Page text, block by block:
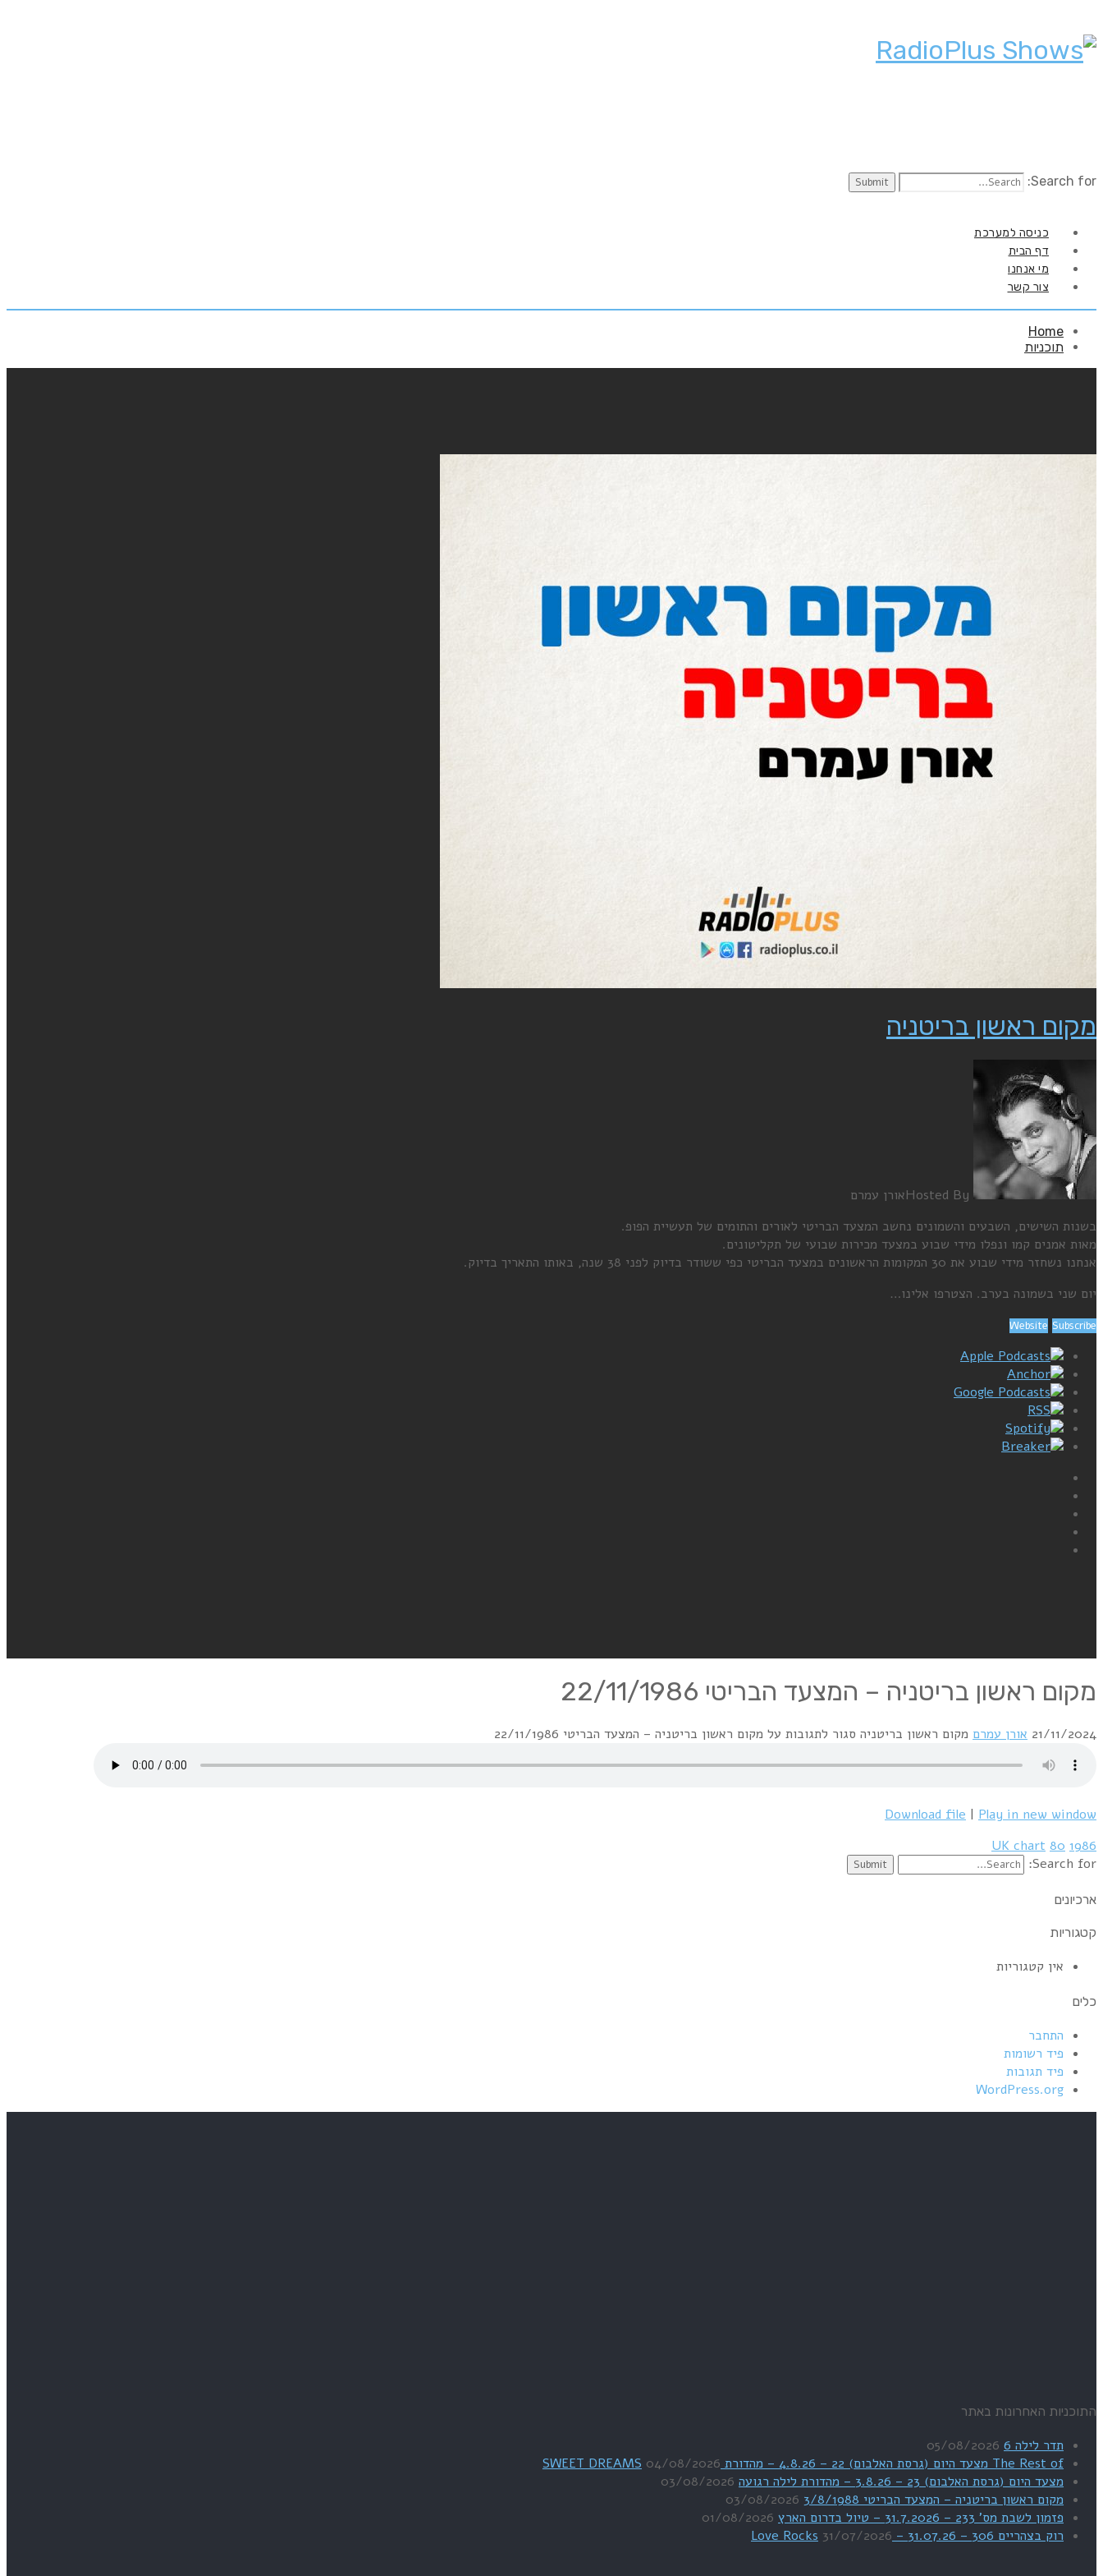
Search for:
כניסה למערכת
דף הבית
מי אנחנו
צור קשר
Home
תוכניות
מקום ראשון בריטניה
Hosted Byאורן עמרם
בשנות השישים, השבעים והשמונים נחשב המצעד הבריטי לאורים והתומים של תעשיית הפופ.
מאות אמנים קמו ונפלו מידי שבוע במצעד מכירות שבועי של תקליטונים.
אנחנו נשחזר מידי שבוע את 30 המקומות הראשונים במצעד הבריטי כפי ששודר בדיוק לפני 38 שנה, באותו התאריך בדיוק.
יום שני בשמונה בערב. הצטרפו אלינו…
Website Subscribe
Apple Podcasts
Anchor
Google Podcasts
RSS
Spotify
Breaker
מקום ראשון בריטניה – המצעד הבריטי 22/11/1986
21/11/2024 אורן עמרם מקום ראשון בריטניה סגור לתגובות על מקום ראשון בריטניה – המצעד הבריטי 22/11/1986
Download file | Play in new window
1986
80
UK chart
Search for:
ארכיונים
קטגוריות
אין קטגוריות
כלים
התחבר
פיד רשומות
פיד תגובות
WordPress.org
התוכניות האחרונות באתר
תדר לילה 6
05/08/2026
The Rest of מצעד היום (גרסת האלבום) 22 – 4.8.26 – מהדורת SWEET DREAMS
04/08/2026
מצעד היום (גרסת האלבום) 23 – 3.8.26 – מהדורת לילה רגועה
03/08/2026
מקום ראשון בריטניה – המצעד הבריטי 3/8/1988
03/08/2026
פזמון לשבת מס' 233 – 31.7.2026 – טיול בדרום הארץ
01/08/2026
רוק בצהריים 306 – 31.07.26 – Love Rocks
31/07/2026